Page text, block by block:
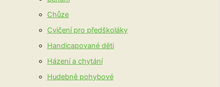
Chůze
Cvičení pro předškoláky
Handicapované děti
Házení a chytání
Hudebně pohybové